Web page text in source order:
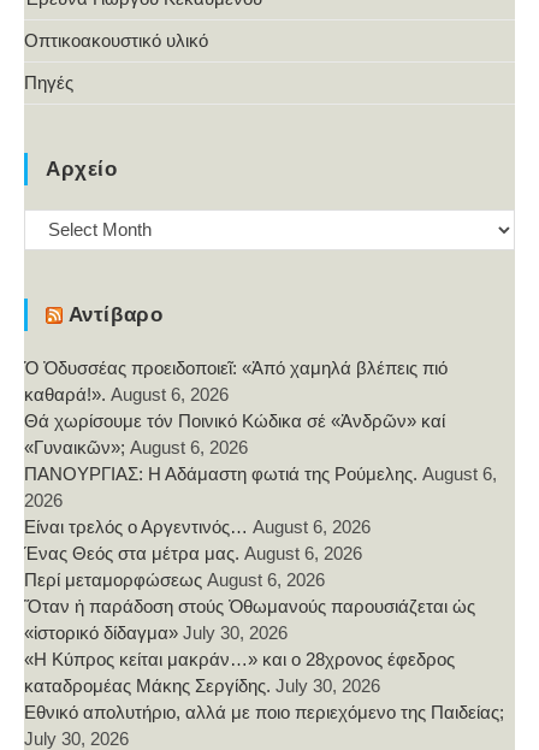
Οπτικοακουστικό υλικό
Πηγές
Αρχείο
Αρχείο
Αντίβαρο
Ὁ Ὀδυσσέας προειδοποιεῖ: «Ἀπό χαμηλά βλέπεις πιό
καθαρά!». August 6, 2026
Θά χωρίσουμε τόν Ποινικό Κώδικα σέ «Ἀνδρῶν» καί
«Γυναικῶν»; August 6, 2026
ΠΑΝΟΥΡΓΙΑΣ: Η Αδάμαστη φωτιά της Ρούμελης. August 6,
2026
Είναι τρελός ο Αργεντινός… August 6, 2026
Ένας Θεός στα μέτρα μας. August 6, 2026
Περί μεταμορφώσεως August 6, 2026
Ὅταν ἡ παράδοση στούς Ὀθωμανούς παρουσιάζεται ὡς
«ἱστορικό δίδαγμα» July 30, 2026
«Η Κύπρος κείται μακράν…» και ο 28χρονος έφεδρος
καταδρομέας Μάκης Σεργίδης. July 30, 2026
Εθνικό απολυτήριο, αλλά με ποιο περιεχόμενο της Παιδείας;
July 30, 2026